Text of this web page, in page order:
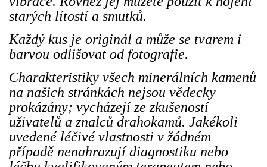
starých lítostí a smutků.
Každý kus je originál a může se tvarem i
barvou odlišovat od fotografie.
Charakteristiky všech minerálních kamenů
na našich stránkách nejsou vědecky
prokázány; vycházejí ze zkušeností
uživatelů a znalců drahokamů. Jakékoli
uvedené léčivé vlastnosti v žádném
případě nenahrazují diagnostiku nebo